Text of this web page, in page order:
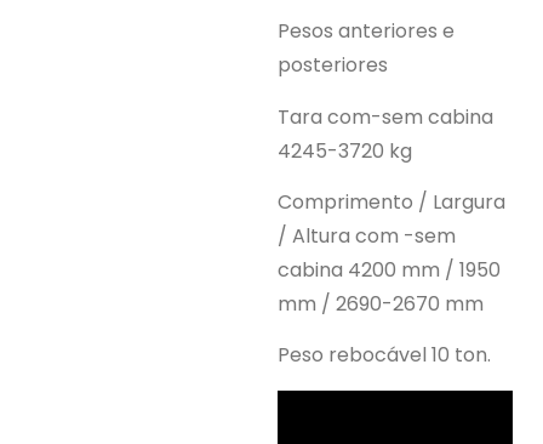
Pesos anteriores e
posteriores
Tara com-sem cabina
4245-3720 kg
Comprimento / Largura
/ Altura com -sem
cabina 4200 mm / 1950
mm / 2690-2670 mm
Peso rebocável 10 ton.